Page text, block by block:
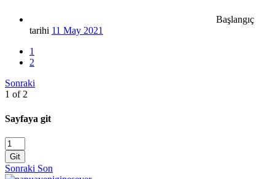
Başlangıç
tarihi 11 May 2021
1
2
Sonraki
1 of 2
Sayfaya git
Git
Sonraki Son